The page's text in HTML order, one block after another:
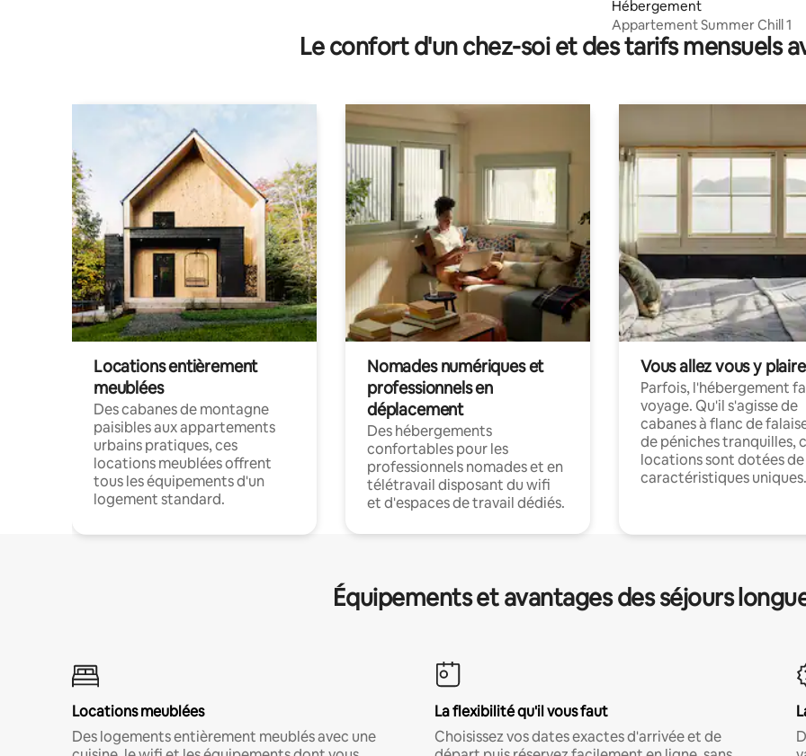
Hébergement
Appartement Summer Chill 1
Le confort d'un chez-soi et des tarifs mensuels
Locations entièrement
meublées
Des cabanes de montagne
paisibles aux appartements
urbains pratiques, ces
locations meublées offrent
tous les équipements d'un
logement standard.
Nomades numériques et
professionnels en
déplacement
Des hébergements
confortables pour les
professionnels nomades et en
télétravail disposant du wifi
et d'espaces de travail dédiés.
Vous allez vous y plaire
Parfois, l'hébergement
voyage. Qu'il s'agisse de
cabanes à flanc de
de péniches tranquilles,
locations sont dotées de
caractéristiques uniques.
Équipements et avantages des séjours
Locations meublées
Des logements entièrement meublés avec une
La flexibilité qu'il vous faut
Choisissez vos dates exactes d'arrivée et de